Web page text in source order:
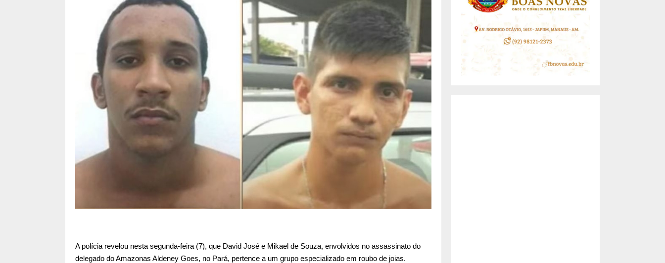
A polícia revelou nesta segunda-feira (7), que David José e Mikael de Souza, envolvidos no assassinato do
delegado do Amazonas Aldeney Goes, no Pará, pertence a um grupo especializado em roubo de joias.